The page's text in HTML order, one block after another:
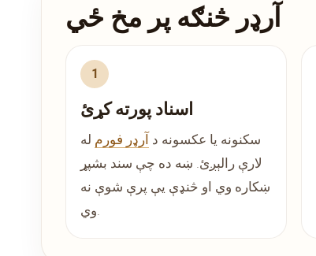
آرډر څنګه پر مخ ځي
اسناد پورته کړئ
سکنونه یا عکسونه د آرډر فورم له
لارې رالېږئ. ښه ده چې سند بشپړ
ښکاره وي او څنډې یې پرې شوې نه